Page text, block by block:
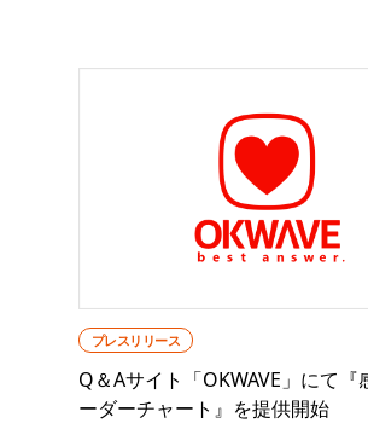
プレスリリース
Q＆Aサイト「OKWAVE」にて『
ーダーチャート』を提供開始